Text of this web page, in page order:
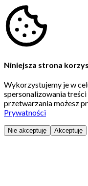
Niniejsza strona
Wykorzystujemy je w
spersonalizowania
przetwarzania możesz
Prywatności
Nie akceptuję Akceptuję